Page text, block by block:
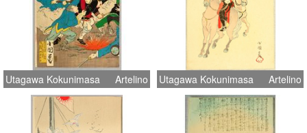
Utagawa Kokunimasa Artelino Utagawa Kokunimasa Artelino